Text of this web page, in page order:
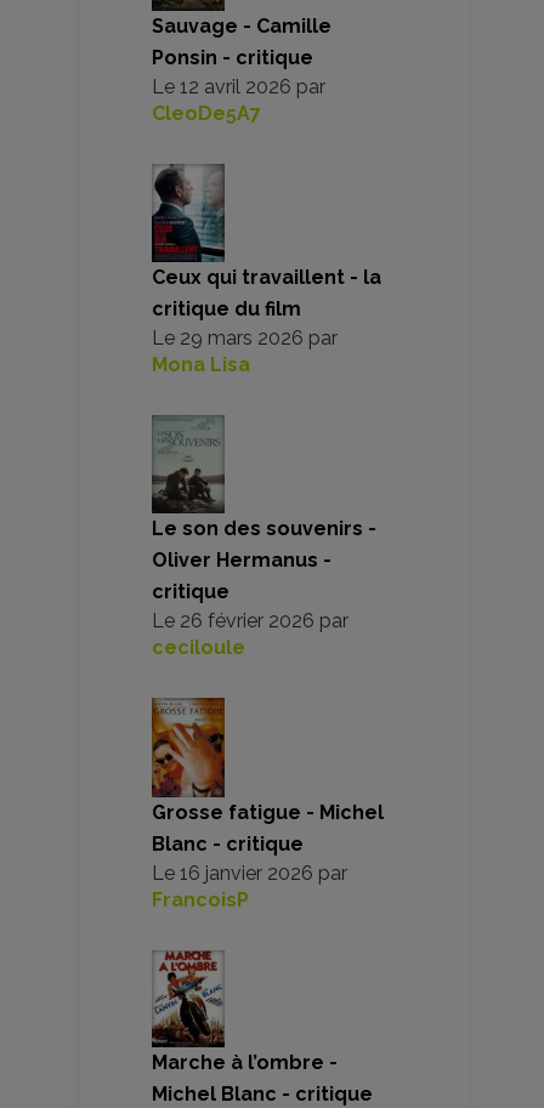
Sauvage - Camille
Ponsin - critique
Le 12 avril 2026 par
CleoDe5A7
Ceux qui travaillent - la
critique du film
Le 29 mars 2026 par
Mona Lisa
Le son des souvenirs -
Oliver Hermanus -
critique
Le 26 février 2026 par
ceciloule
Grosse fatigue - Michel
Blanc - critique
Le 16 janvier 2026 par
FrancoisP
Marche à l’ombre -
Michel Blanc - critique